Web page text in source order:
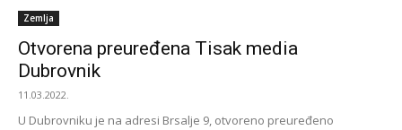
Zemlja
Otvorena preuređena Tisak media
Dubrovnik
11.03.2022.
U Dubrovniku je na adresi Brsalje 9, otvoreno preuređeno